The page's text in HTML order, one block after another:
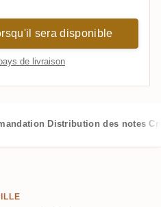
sera disponible
de livraison
Distribution des notes